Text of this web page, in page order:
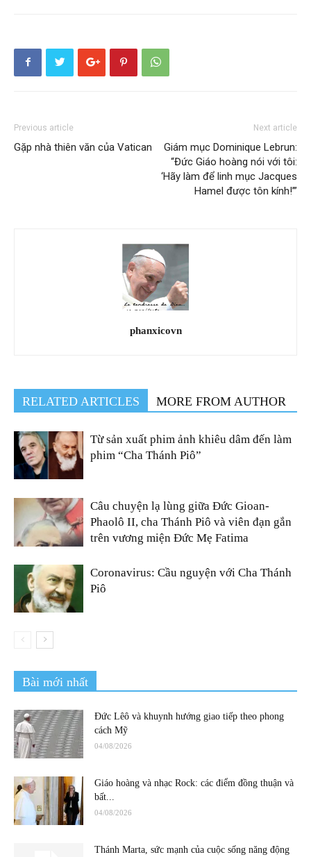
Previous article
Gặp nhà thiên văn của Vatican
Next article
Giám mục Dominique Lebrun:
“Đức Giáo hoàng nói với tôi:
‘Hãy làm để linh mục Jacques
Hamel được tôn kính!’”
phanxicovn
RELATED ARTICLES MORE FROM AUTHOR
Từ sản xuất phim ảnh khiêu dâm đến làm
phim “Cha Thánh Piô”
Câu chuyện lạ lùng giữa Đức Gioan-
Phaolô II, cha Thánh Piô và viên đạn gắn
trên vương miện Đức Mẹ Fatima
Coronavirus: Cầu nguyện với Cha Thánh
Piô
Bài mới nhất
Đức Lêô và khuynh hướng giao tiếp theo phong
cách Mỹ
04/08/2026
Giáo hoàng và nhạc Rock: các điểm đồng thuận và
bất...
04/08/2026
Thánh Marta, sức mạnh của cuộc sống năng động